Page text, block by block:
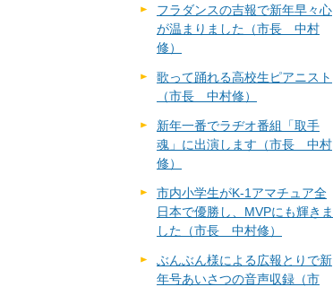
フラダンスの吉報で新年早々心
が温まりました（市長 中村
修）
歌って踊れる高校生ピアニスト
（市長 中村修）
新年一番でラヂオ番組「取手
魂」に出演します（市長 中村
修）
市内小学生がK-1アマチュア全
日本で優勝し、MVPにも輝きま
した（市長 中村修）
ぶんぶん様による広報とりで新
年号あいさつの音声収録（市